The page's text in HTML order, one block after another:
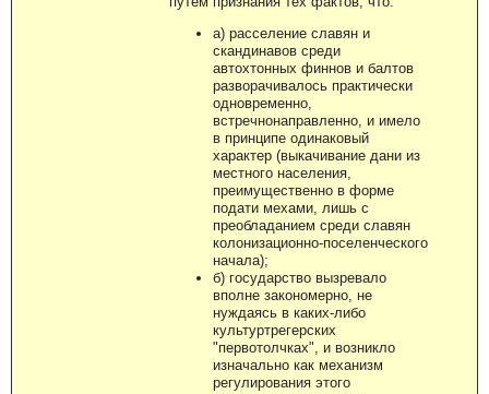
а) расселение славян и
скандинавов среди
автохтонных финнов и балтов
разворачивалось практически
одновременно,
встречнонаправленно, и имело
в принципе одинаковый
характер (выкачивание дани из
местного населения,
преимущественно в форме
подати мехами, лишь с
преобладанием среди славян
колонизационно-поселенческого
начала);
б) государство вызревало
вполне закономерно, не
нуждаясь в каких-либо
культуртрегерских
"первотолчках", и возникло
изначально как механизм
регулирования этого